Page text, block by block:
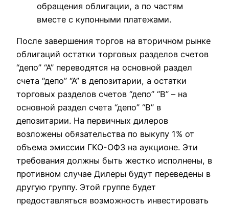
обращения облигации, а по частям
вместе с купонными платежами.
После завершения торгов на вторичном рынке
облигаций остатки торговых разделов счетов
“депо” “А” переводятся на основной раздел
счета “депо” “А” в депозитарии, а остатки
торговых разделов счетов “депо” “В” – на
основной раздел счета “депо” “В” в
депозитарии. На первичных дилеров
возложены обязательства по выкупу 1% от
объема эмиссии ГКО-ОФЗ на аукционе. Эти
требования должны быть жестко исполнены, в
противном случае Дилеры будут переведены в
другую группу. Этой группе будет
предоставляться возможность инвестировать